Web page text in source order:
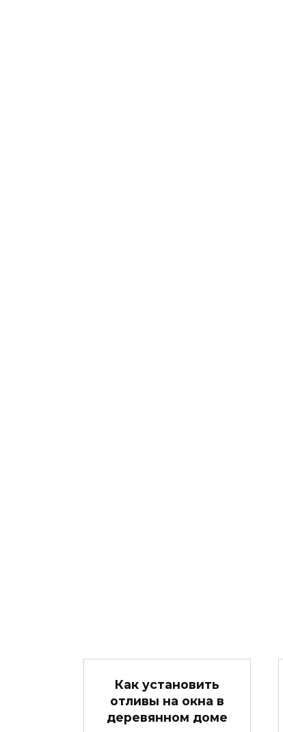
Как установить
отливы на окна в
деревянном доме